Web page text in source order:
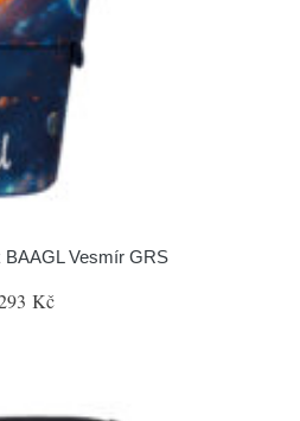
BAAGL Vesmír GRS
Kč